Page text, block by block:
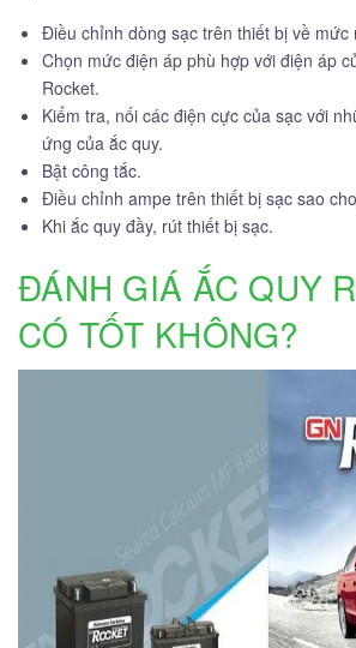
Điều chỉnh dòng sạc trên thiết bị về mức
Chọn mức điện áp phù hợp với điện áp
Rocket.
Kiểm tra, nối các điện cực của sạc với
ứng của ắc quy.
Bật công tắc.
Điều chỉnh ampe trên thiết bị sạc sao
Khi ắc quy đầy, rút thiết bị sạc.
ĐÁNH GIÁ ẮC QUY
CÓ TỐT KHÔNG?